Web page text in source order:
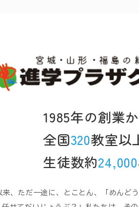
1985年の創業
全国320教室以
生徒数約24,000
来、ただ一途に、とことん、「めんど